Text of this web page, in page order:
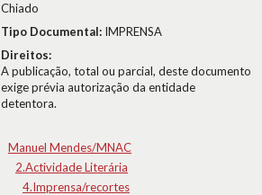
Chiado
Tipo Documental: IMPRENSA
Direitos:
A publicação, total ou parcial, deste documento
exige prévia autorização da entidade
detentora.
Manuel Mendes/MNAC
2.Actividade Literária
4.Imprensa/recortes